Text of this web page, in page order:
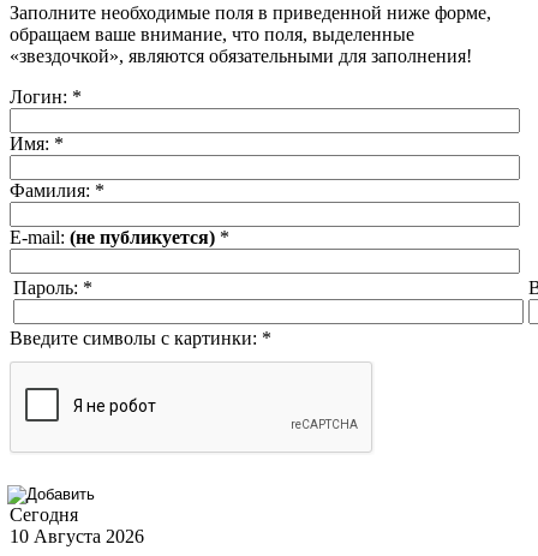
Заполните необходимые поля в приведенной ниже форме,
обращаем ваше внимание, что поля, выделенные
«звездочкой», являются обязательными для заполнения!
Логин: *
Имя: *
Фамилия: *
E-mail: (не публикуется) *
Пароль: *
Введите символы с картинки: *
Сегодня
10 Августа 2026